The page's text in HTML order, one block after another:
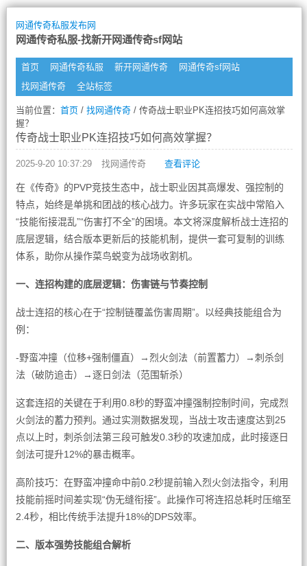
网通传奇私服发布网
网通传奇私服-找新开网通传奇sf网站
首页 网通传奇私服 新开网通传奇
网通传奇sf网站
找网通传奇
全站标签
当前位置： 首页/ 找网通传奇/ 传奇战士职业PK连招技巧如何高效掌
握？
传奇战士职业PK连招技巧如何高效掌握？
2025-9-20 10:37:29 找网通传奇 查看评论
在《传奇》的PVP竞技生态中，战士职业因其高爆发、强控制的
特点，始终是单挑和团战的核心战力。许多玩家在实战中常陷入
“技能衔接混乱”“伤害打不全”的困境。本文将深度解析战士连招的
底层逻辑，结合版本更新后的技能机制，提供一套可复制的训练
体系，助你从操作菜鸟蜕变为战场收割机。
一、连招构建的底层逻辑：伤害链与节奏控制
战士连招的核心在于“控制链覆盖伤害周期”。以经典技能组合为
例：
-野蛮冲撞（位移+强制僵直）→烈火剑法（前置蓄力）→刺杀剑
法（破防追击）→逐日剑法（范围斩杀）
这套连招的关键在于利用0.8秒的野蛮冲撞强制控制时间，完成烈
火剑法的蓄力预判。通过实测数据发现，当战士攻击速度达到25
点以上时，刺杀剑法第三段可触发0.3秒的攻速加成，此时接逐日
剑法可提升12%的暴击概率。
高阶技巧：在野蛮冲撞命中前0.2秒提前输入烈火剑法指令，利用
技能前摇时间差实现“伪无缝衔接”。此操作可将连招总耗时压缩至
2.4秒，相比传统手法提升18%的DPS效率。
二、版本强势技能组合解析